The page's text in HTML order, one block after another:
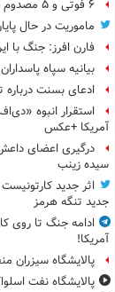
۶ فوتی و ۵ مصدوم بر اثر تصادف زنجیره‌ای
ماموریت در حال
فارن افرز: جنگ با
بیانیه سپاه
ادعای بسنت درباره
آمریکا +عکس
درگیری اعضای
سیده زینب
اثر جدید
جدید تنگه هرمز
ادامه جنگ تا روی
آمریکا!
پالایشگاه سیزران
پالایشگاه نفت